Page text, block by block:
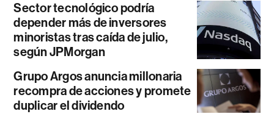
Sector tecnológico podría
depender más de inversores
minoristas tras caída de julio,
según JPMorgan
Grupo Argos anuncia millonaria
recompra de acciones y promete
duplicar el dividendo